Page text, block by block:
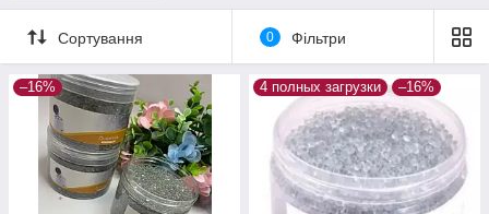
металевих
скляних виробів та
інструментів.
Сортування 0 Фільтри
–16% 4 полных загрузки –16%